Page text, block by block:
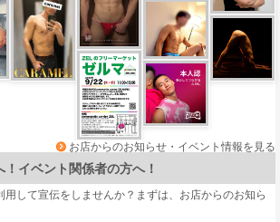
お店からのお知らせ・イベント情報を見る
イベント関係者の方へ！
して宣伝をしませんか？まずは、 お店からのお知ら